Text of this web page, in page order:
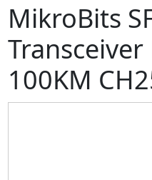
MikroBits
Transceiver
100KM